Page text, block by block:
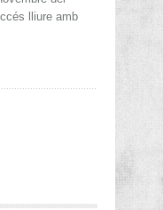
lliure amb